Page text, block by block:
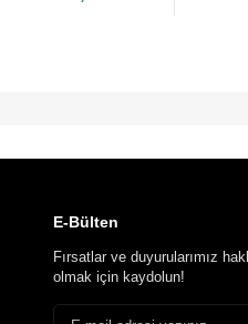
E-Bülten
Fırsatlar ve duyurularımız
olmak için kaydolun!